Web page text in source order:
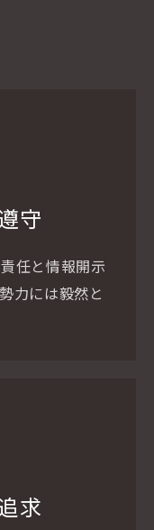
守
任と情報開示
力には毅然と
求